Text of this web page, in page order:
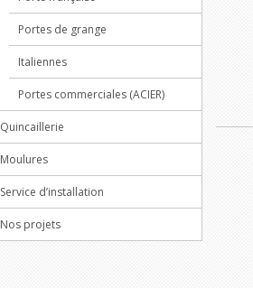
Portes de grange
Italiennes
Portes commerciales (ACIER)
Quincaillerie
Moulures
Service d’installation
Nos projets